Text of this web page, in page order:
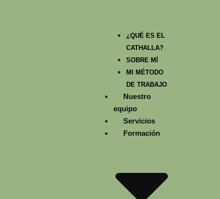
¿QUÉ ES EL
CATHALLA?
SOBRE MÍ
MI MÉTODO
DE TRABAJO
Nuestro
equipo
Servicios
Formación